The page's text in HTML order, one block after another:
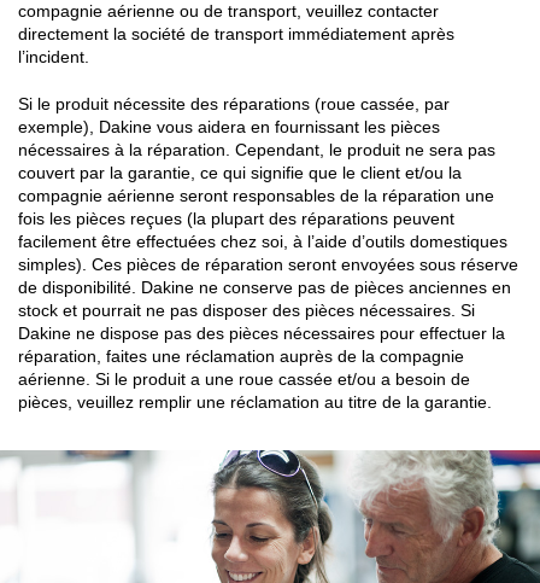
compagnie aérienne ou de transport, veuillez contacter
directement la société de transport immédiatement après
l’incident.
Si le produit nécessite des réparations (roue cassée, par
exemple), Dakine vous aidera en fournissant les pièces
nécessaires à la réparation. Cependant, le produit ne sera pas
couvert par la garantie, ce qui signifie que le client et/ou la
compagnie aérienne seront responsables de la réparation une
fois les pièces reçues (la plupart des réparations peuvent
facilement être effectuées chez soi, à l’aide d’outils domestiques
simples). Ces pièces de réparation seront envoyées sous réserve
de disponibilité. Dakine ne conserve pas de pièces anciennes en
stock et pourrait ne pas disposer des pièces nécessaires. Si
Dakine ne dispose pas des pièces nécessaires pour effectuer la
réparation, faites une réclamation auprès de la compagnie
aérienne. Si le produit a une roue cassée et/ou a besoin de
pièces, veuillez remplir une réclamation au titre de la garantie.